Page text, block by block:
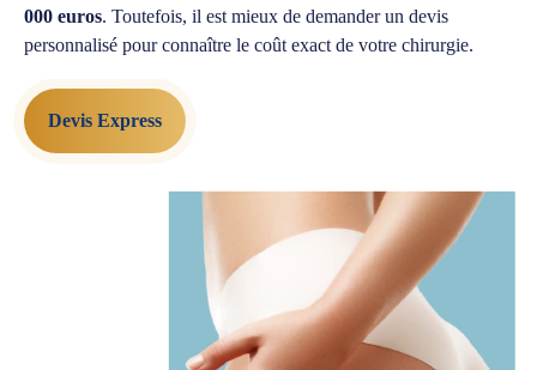
000 euros. Toutefois, il est mieux de demander un devis
personnalisé pour connaître le coût exact de votre chirurgie.
Devis Express